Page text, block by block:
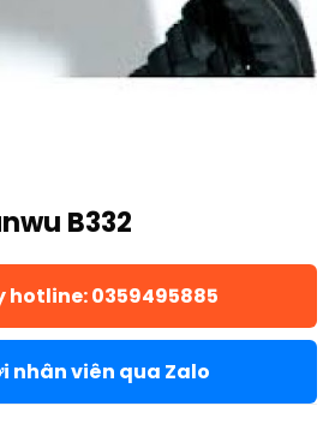
B332
hotline: 0359495885
nhân viên qua Zalo